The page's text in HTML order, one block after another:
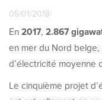
05/01/2018
En2017, 2.867
en mer du Nord
d’électricité moyenne
Le cinquième projet